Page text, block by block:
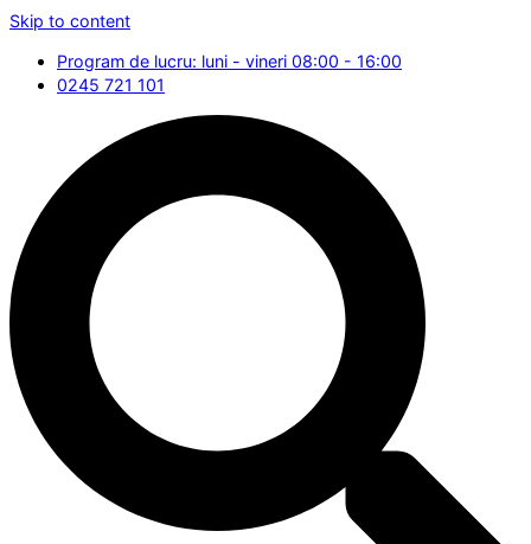
Skip to content
Program de lucru: luni - vineri 08:00 - 16:00
0245 721 101